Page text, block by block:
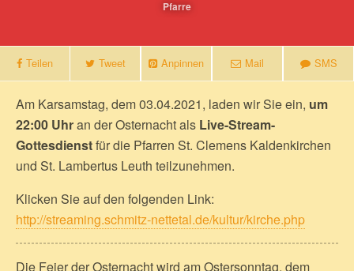
Pfarre
Teilen Tweet Anpinnen Mail SMS
Am Karsamstag, dem 03.04.2021, laden wir Sie ein, um
22:00 Uhran der Osternacht als Live-Stream-
Gottesdienstfür die Pfarren St. Clemens Kaldenkirchen
und St. Lambertus Leuth teilzunehmen.
Klicken Sie auf den folgenden Link:
http://streaming.schmitz-nettetal.de/kultur/kirche.php
Die Feier der Osternacht wird am Ostersonntag, dem